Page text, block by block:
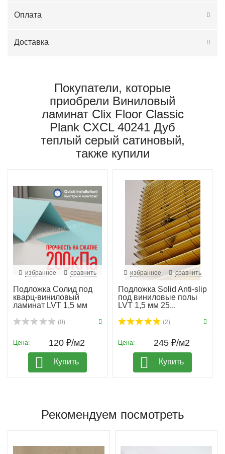
Оплата
Доставка
Покупатели, которые
приобрели Виниловый
ламинат Clix Floor Classic
Plank CXCL 40241 Дуб
теплый серый сатиновый,
также купили
избранное сравнить
Подложка Солид под
кварц-виниловый
ламинат LVT 1,5 мм
(0)
Цена: 120 ₽/м2
Купить
избранное сравнить
Подложка Solid Anti-slip
под виниловые полы
LVT 1,5 мм 25...
(2)
Цена: 245 ₽/м2
Купить
Рекомендуем посмотреть